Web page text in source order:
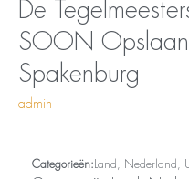
De
SOON
Spakenburg
admin
Categorieën: Land, Nederland,
De
Tegelmeesters
|
COMING
SOON
in
Bunschoten-
Spakenburg